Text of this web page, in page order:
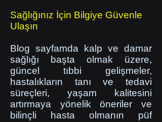
Sağlığınız İçin Bilgiye Güvenle
Ulaşın
Blog sayfamda kalp ve damar
sağlığı başta olmak üzere,
güncel tıbbi gelişmeler,
hastalıkların tanı ve tedavi
süreçleri, yaşam kalitesini
artırmaya yönelik öneriler ve
bilinçli hasta olmanın püf